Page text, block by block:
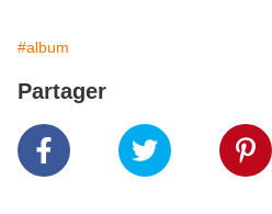
#album
Partager